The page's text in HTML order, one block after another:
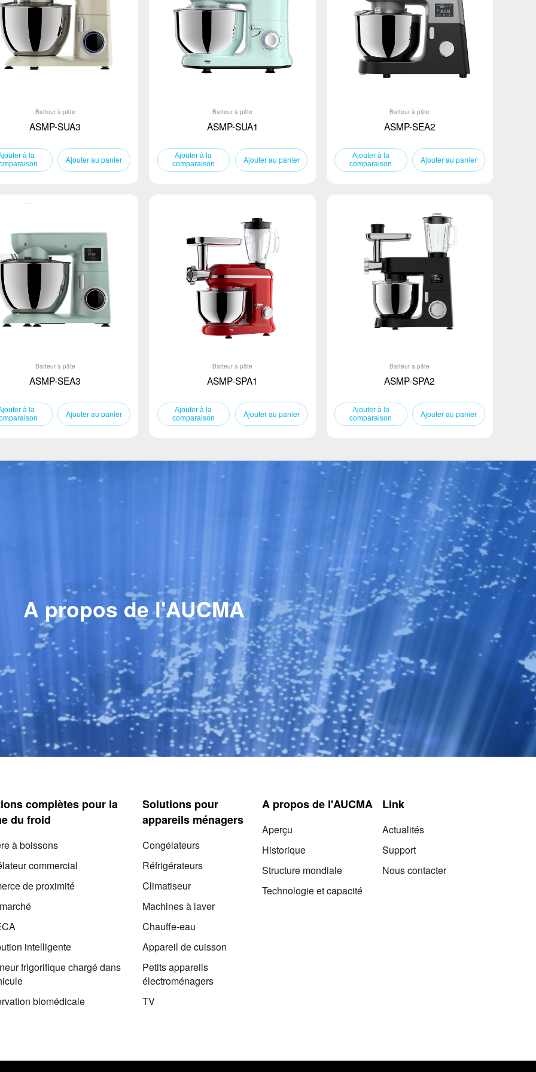
Batteur à pâte
ASMP-SUA3
Ajouter au panier
Batteur à pâte
ASMP-SUA1
Ajouter au panier
Batteur à pâte
ASMP-SEA2
Ajouter au panier
Batteur à pâte
ASMP-SEA3
Ajouter au panier
Batteur à pâte
ASMP-SPA1
Ajouter au panier
Batteur à pâte
ASMP-SPA2
Ajouter au panier
A propos de l'AUCMA
complètes pour la
du froid
à boissons
commercial
de proximité
intelligente
frigorifique chargé dans
biomédicale
Solutions pour
appareils ménagers
Congélateurs
Réfrigérateurs
Climatiseur
Machines à laver
Chauffe-eau
Appareil de cuisson
Petits appareils
électroménagers
TV
A propos de l'AUCMA
Aperçu
Historique
Structure mondiale
Technologie et capacité
Link
Actualités
Support
Nous contacter